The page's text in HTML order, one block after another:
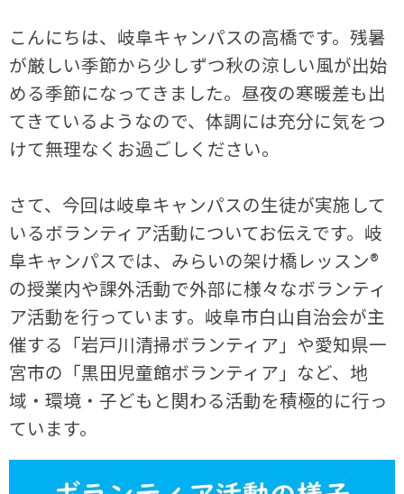
こんにちは、岐阜キャンパスの高橋です。残暑
が厳しい季節から少しずつ秋の涼しい風が出始
める季節になってきました。昼夜の寒暖差も出
てきているようなので、体調には充分に気をつ
けて無理なくお過ごしください。
さて、今回は岐阜キャンパスの生徒が実施して
いるボランティア活動についてお伝えです。岐
阜キャンパスでは、みらいの架け橋レッスン®
の授業内や課外活動で外部に様々なボランティ
ア活動を行っています。岐阜市白山自治会が主
催する「岩戸川清掃ボランティア」や愛知県一
宮市の「黒田児童館ボランティア」など、地
域・環境・子どもと関わる活動を積極的に行っ
ています。